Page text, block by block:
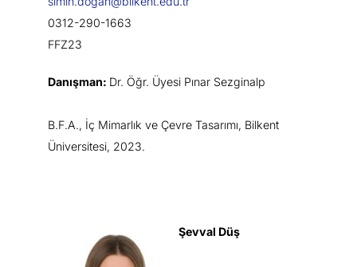
0312-290-1663
FFZ23
Danışman: Dr. Öğr. Üyesi Pınar Sezginalp
B.F.A., İç Mimarlık ve Çevre Tasarımı, Bilkent
Üniversitesi, 2023.
Şevval Düş